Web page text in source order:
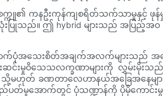
၏ ကနဦးကုန်ကျစရိတ်သက်သာမှုနှင့် ဖုန်မှုန့်ခံ
ပြုသည်။ ဤ hybrid များသည် အပြည့်အဝ
ပုံအသေးစိတ်အချက်အလက်များသည် အရေ
းဆင်းမှုဝိသေသလက္ခဏာများကို လွှမ်းမိုး
းမှု သို့မဟုတ် ခဏတာလေဟာနယ်အခြေအနေမ
တ်မှုအောက်တွင် ပုံသဏ္ဍာန်ကို ပိုမိုကောင်းမွ